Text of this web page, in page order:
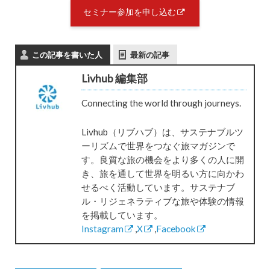
セミナー参加を申し込む
この記事を書いた人 最新の記事
Livhub 編集部
Connecting the world through journeys.
Livhub（リブハブ）は、サステナブルツ
ーリズムで世界をつなぐ旅マガジンで
す。良質な旅の機会をより多くの人に開
き、旅を通して世界を明るい方に向かわ
せるべく活動しています。サステナブ
ル・リジェネラティブな旅や体験の情報
を掲載しています。
Instagram
,X ,Facebook